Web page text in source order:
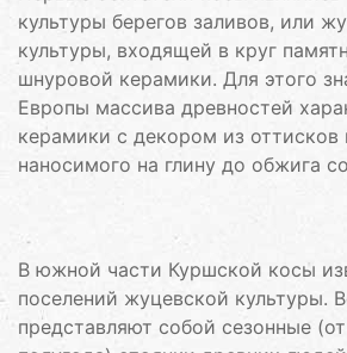
культуры берегов заливов, или
культуры, входящей в круг
шнуровой керамики. Для этого
Европы массива древностей
керамики с декором из оттисков
наносимого на глину до обжига
В южной части Куршской косы
поселений жуцевской культуры.
представляют собой сезонные